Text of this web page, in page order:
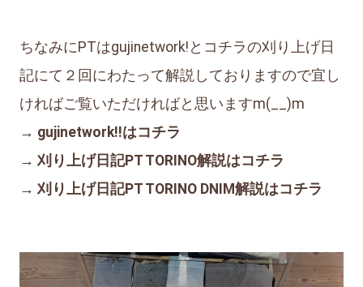
ちなみにPTはgujinetwork!とコチラの刈り上げ日
記にて２回にわたって解説しておりますので宜し
ければご覧いただければと思いますm(__)m
→ gujinetwork!!はコチラ
→ 刈り上げ日記PT TORINO解説はコチラ
→ 刈り上げ日記PT TORINO DNIM解説はコチラ